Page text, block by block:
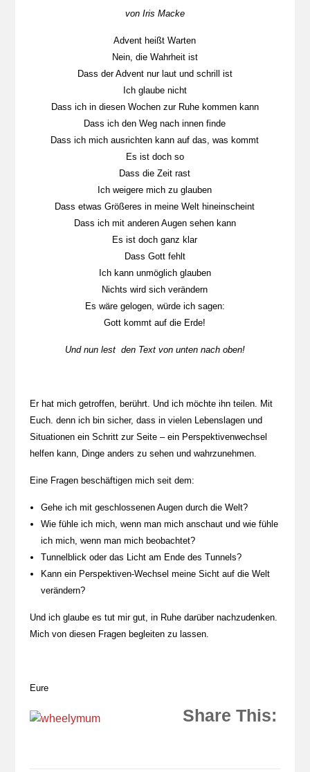
von Iris Macke
Advent heißt Warten
Nein, die Wahrheit ist
Dass der Advent nur laut und schrill ist
Ich glaube nicht
Dass ich in diesen Wochen zur Ruhe kommen kann
Dass ich den Weg nach innen finde
Dass ich mich ausrichten kann auf das, was kommt
Es ist doch so
Dass die Zeit rast
Ich weigere mich zu glauben
Dass etwas Größeres in meine Welt hineinscheint
Dass ich mit anderen Augen sehen kann
Es ist doch ganz klar
Dass Gott fehlt
Ich kann unmöglich glauben
Nichts wird sich verändern
Es wäre gelogen, würde ich sagen:
Gott kommt auf die Erde!
Und nun lest den Text von unten nach oben!
Er hat mich getroffen, berührt. Und ich möchte ihn teilen. Mit
Euch. denn ich bin sicher, dass in vielen Lebenslagen und
Situationen ein Schritt zur Seite – ein Perspektivenwechsel
helfen kann, Dinge anders zu sehen und wahrzunehmen.
Eine Fragen beschäftigen mich seit dem:
Gehe ich mit geschlossenen Augen durch die Welt?
Wie fühle ich mich, wenn man mich anschaut und wie fühle
ich mich, wenn man mich beobachtet?
Tunnelblick oder das Licht am Ende des Tunnels?
Kann ein Perspektiven-Wechsel meine Sicht auf die Welt
verändern?
Und ich glaube es tut mir gut, in Ruhe darüber nachzudenken.
Mich von diesen Fragen begleiten zu lassen.
Eure
Share This: